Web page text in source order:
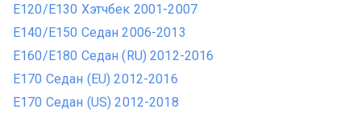
E120/E130 Хэтчбек 2001-2007
E140/E150 Седан 2006-2013
E160/E180 Седан (RU) 2012-2016
E170 Седан (EU) 2012-2016
E170 Седан (US) 2012-2018